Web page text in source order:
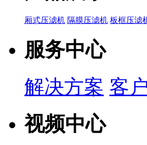
厢式压滤机 隔膜压滤机 板框压滤
服务中心
解决方案 客
视频中心